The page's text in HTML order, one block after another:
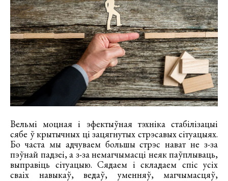
Вельмі моцная і эфектыўная тэхніка стабілізацыі
сябе ў крытычных ці зацягнутых стрэсавых сітуацыях.
Бо часта мы адчуваем большы стрэс нават не з-за
пэўнай падзеі, а з-за немагчымасці неяк паўплываць,
выправіць сітуацыю. Сядаем і складаем спіс усіх
сваіх навыкаў, ведаў, уменняў, магчымасцяў,